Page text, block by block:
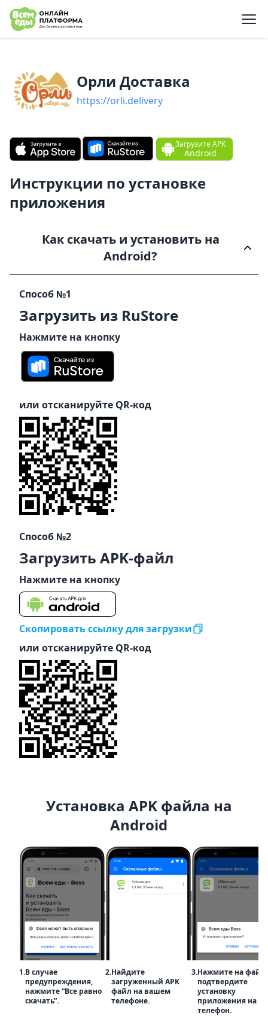
Орли Доставк‪а‬
https://orli.delivery
Загрузите APK
Android
Инструкции по установке
приложения
Как скачать и установить на
Android?
Способ №1
Загрузить из RuStore
Нажмите на кнопку
или отсканируйте QR-код
Способ №2
Загрузить APK-файл
Нажмите на кнопку
Скопировать ссылку для загрузки
или отсканируйте QR-код
Установка APK файла на
Android
1.В случае
предупреждения,
нажмите “Все равно
скачать”.
2.Найдите
загруженный APK
файл на вашем
телефоне.
3.Нажмите на файл
подтвердите
установку
приложения на
телефон.
menu